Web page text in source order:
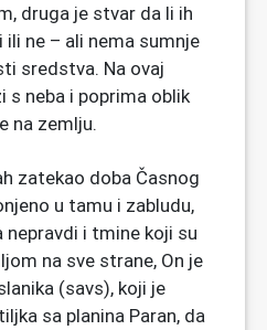
druga je stvar da li ih
ne – ali nema sumnje
sredstva. Na ovaj
s neba i poprima oblik
na zemlju.
zatekao doba Časnog
u tamu i zabludu,
i tmine koji su
na sve strane, On je
(savs), koji je
sa planina Paran, da